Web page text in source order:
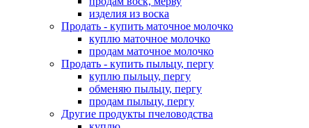
изделия из воска
Продать - купить маточное молочко
куплю маточное молочко
продам маточное молочко
Продать - купить пыльцу, пергу
куплю пыльцу, пергу
обменяю пыльцу, пергу
продам пыльцу, пергу
Другие продукты пчеловодства